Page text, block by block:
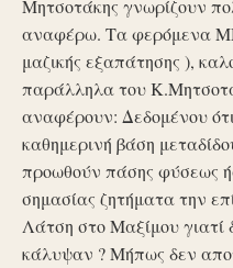
Μητσοτάκης γνωρίζουν
αναφέρω. Τα φερόμενα
μαζικής εξαπάτησης ),
παράλληλα του
αναφέρουν: Δεδομένου
καθημερινή βάση
προωθούν πάσης φύσεως
σημασίας ζητήματα την
Λάτση στο Μαξίμου γιατί
κάλυψαν ? Μήπως δεν